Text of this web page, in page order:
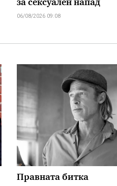
за сексуален напад
06/08/2026 09:08
Правната битка